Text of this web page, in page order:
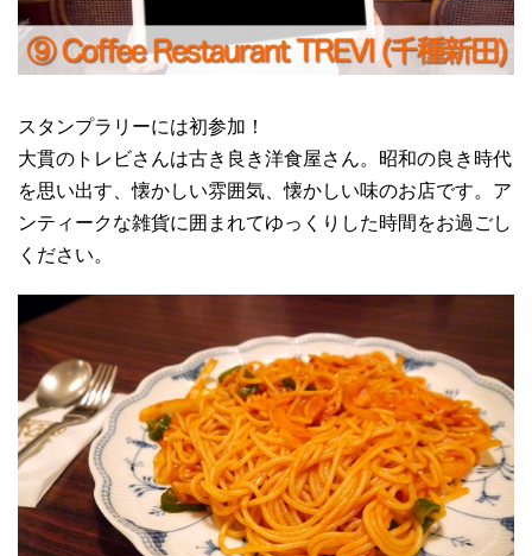
スタンプラリーには初参加！
大貫のトレビさんは古き良き洋食屋さん。昭和の良き時代
を思い出す、懐かしい雰囲気、懐かしい味のお店です。ア
ンティークな雑貨に囲まれてゆっくりした時間をお過ごし
ください。